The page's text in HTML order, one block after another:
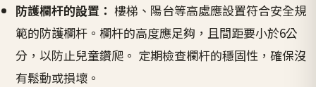
防護欄杆的設置： 樓梯、陽台等高處應設置符合安全規
範的防護欄杆。欄杆的高度應足夠，且間距要小於6公
分，以防止兒童鑽爬。 定期檢查欄杆的穩固性，確保沒
有鬆動或損壞。